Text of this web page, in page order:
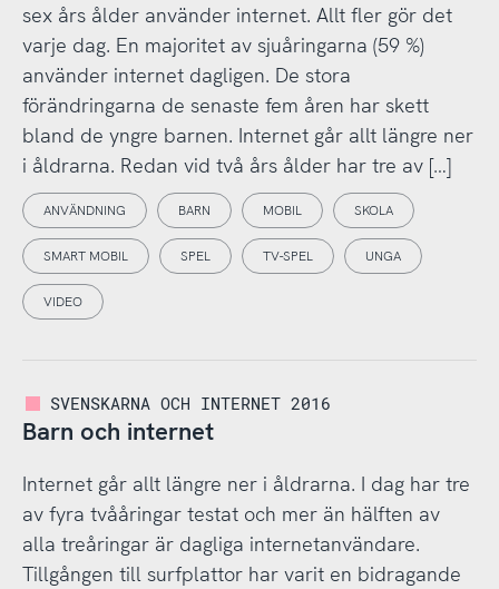
sex års ålder använder internet. Allt fler gör det
varje dag. En majoritet av sjuåringarna (59 %)
använder internet dagligen. De stora
förändringarna de senaste fem åren har skett
bland de yngre barnen. Internet går allt längre ner
i åldrarna. Redan vid två års ålder har tre av […]
ANVÄNDNING BARN MOBIL SKOLA
SMART MOBIL SPEL TV-SPEL UNGA
VIDEO
SVENSKARNA OCH INTERNET 2016
Barn och internet
Internet går allt längre ner i åldrarna. I dag har tre
av fyra tvååringar testat och mer än hälften av
alla treåringar är dagliga internetanvändare.
Tillgången till surfplattor har varit en bidragande